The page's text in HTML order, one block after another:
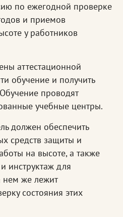
по ежегодной проверке
и приемов
у работников
аттестационной
обучение и получить
проводят
учебные центры.
должен обеспечить
средств защиты и
на высоте, а также
инструктаж для
нем же лежит
состояния этих